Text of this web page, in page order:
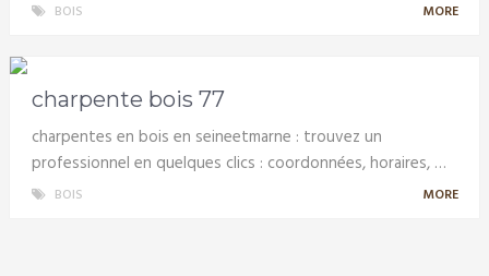
BOIS MORE
charpente bois 77
charpentes en bois en seineetmarne : trouvez un
professionnel en quelques clics : coordonnées, horaires, …
BOIS MORE